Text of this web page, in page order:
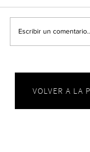
Escribir un
VOLVER A LA